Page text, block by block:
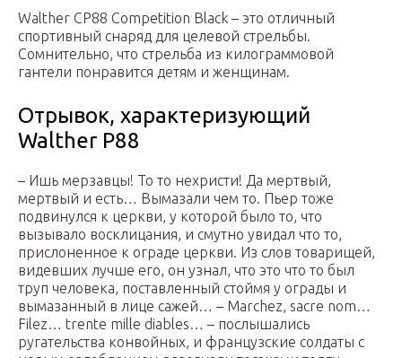
Walther CP88 Competition Black – это отличный
спортивный снаряд для целевой стрельбы.
Сомнительно, что стрельба из килограммовой
гантели понравится детям и женщинам.
Отрывок, характеризующий
Walther P88
– Ишь мерзавцы! То то нехристи! Да мертвый,
мертвый и есть… Вымазали чем то. Пьер тоже
подвинулся к церкви, у которой было то, что
вызывало восклицания, и смутно увидал что то,
прислоненное к ограде церкви. Из слов товарищей,
видевших лучше его, он узнал, что это что то был
труп человека, поставленный стоймя у ограды и
вымазанный в лице сажей… – Marchez, sacre nom…
Filez… trente mille diables… – послышались
ругательства конвойных, и французские солдаты с